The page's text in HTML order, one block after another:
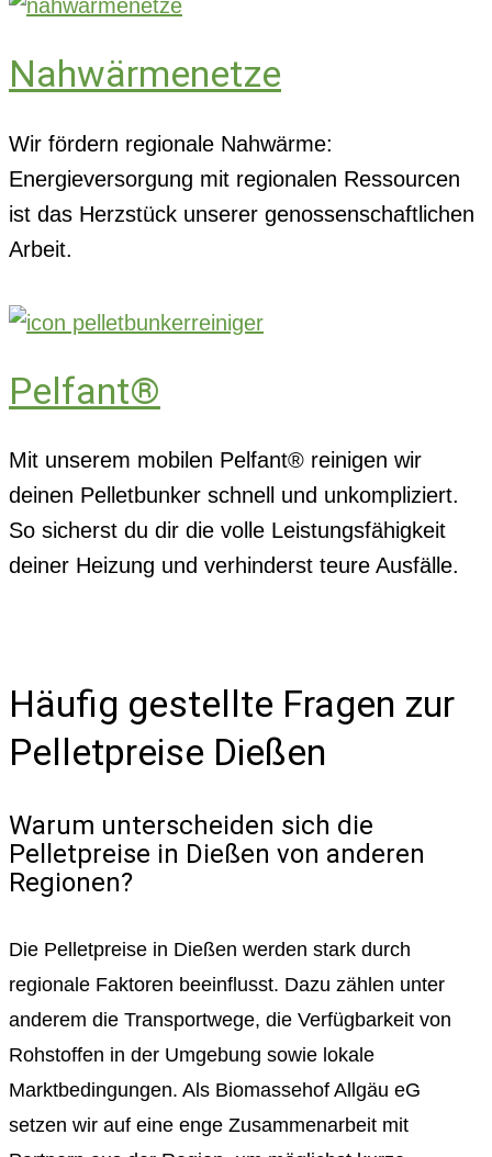
Nahwärmenetze
Wir fördern regionale Nahwärme:
Energieversorgung mit regionalen Ressourcen
ist das Herzstück unserer genossenschaftlichen
Arbeit.
Pelfant®
Mit unserem mobilen Pelfant® reinigen wir
deinen Pelletbunker schnell und unkompliziert.
So sicherst du dir die volle Leistungsfähigkeit
deiner Heizung und verhinderst teure Ausfälle.
Häufig gestellte Fragen zur
Pelletpreise Dießen
Warum unterscheiden sich die
Pelletpreise in Dießen von anderen
Regionen?
Die Pelletpreise in Dießen werden stark durch
regionale Faktoren beeinflusst. Dazu zählen unter
anderem die Transportwege, die Verfügbarkeit von
Rohstoffen in der Umgebung sowie lokale
Marktbedingungen. Als Biomassehof Allgäu eG
setzen wir auf eine enge Zusammenarbeit mit